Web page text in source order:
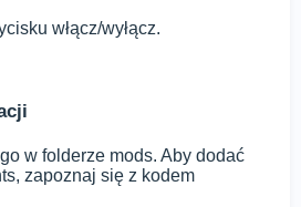
włącz/wyłącz.
w folderze mods. Aby dodać
zapoznaj się z kodem